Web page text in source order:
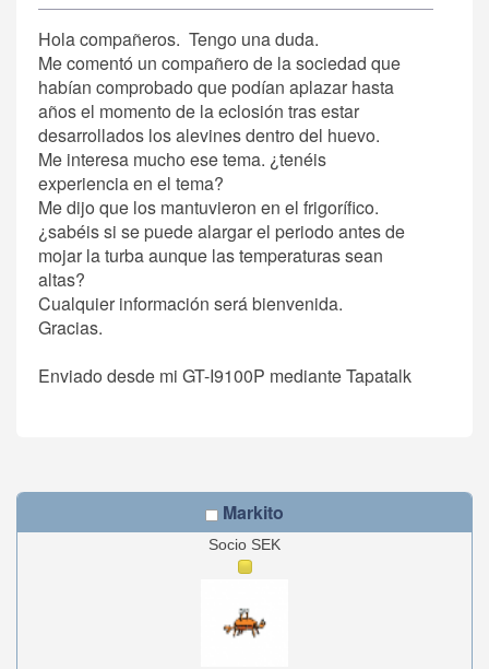
Hola compañeros. Tengo una duda.
Me comentó un compañero de la sociedad que
habían comprobado que podían aplazar hasta
años el momento de la eclosión tras estar
desarrollados los alevines dentro del huevo.
Me interesa mucho ese tema. ¿tenéis
experiencia en el tema?
Me dijo que los mantuvieron en el frigorífico.
¿sabéis si se puede alargar el periodo antes de
mojar la turba aunque las temperaturas sean
altas?
Cualquier información será bienvenida.
Gracias.
Enviado desde mi GT-I9100P mediante Tapatalk
Markito
Socio SEK